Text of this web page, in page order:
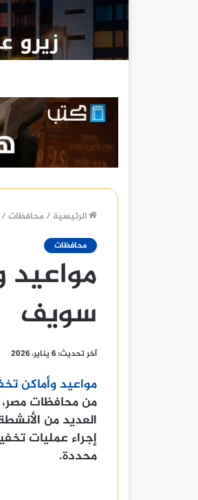
الرئيسية / محافظات/
محافظات
سويف
آخر تحديث: 6 يناير، 2026
مواعيد وأماكن
من محافظات مصر،
العديد من
إجراء عمليات
محددة.